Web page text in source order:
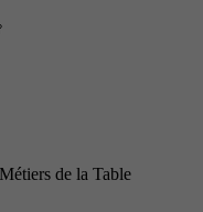
de la Table